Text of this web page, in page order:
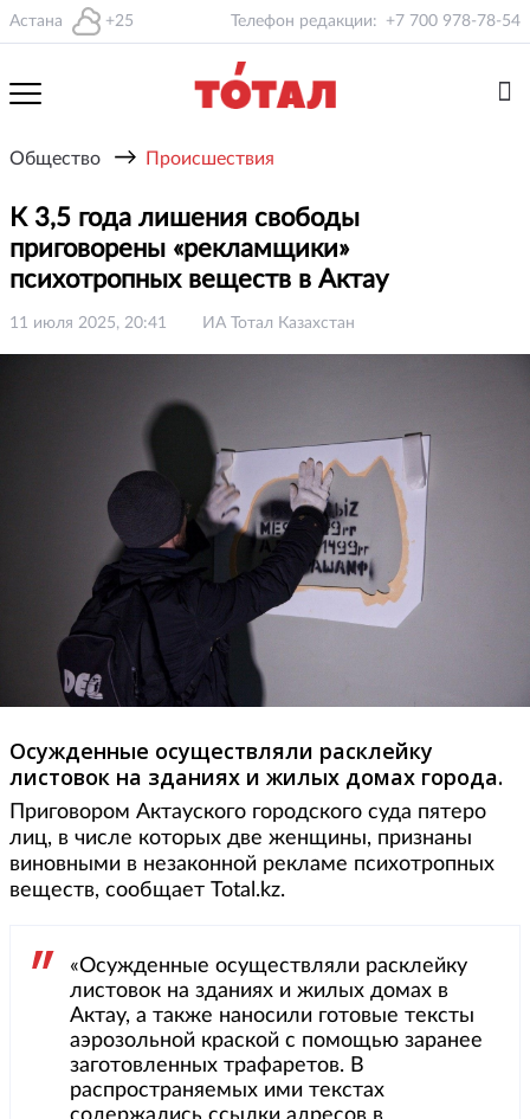
Астана +25 Телефон редакции: +7 700 978-78-54
Общество → Происшествия
К 3,5 года лишения свободы
приговорены «рекламщики»
психотропных веществ в Актау
11 июля 2025, 20:41 ИА Тотал Казахстан
Осужденные осуществляли расклейку
листовок на зданиях и жилых домах города.
Приговором Актауского городского суда пятеро
лиц, в числе которых две женщины, признаны
виновными в незаконной рекламе психотропных
веществ, сообщает Total.kz.
«Осужденные осуществляли расклейку
листовок на зданиях и жилых домах в
Актау, а также наносили готовые тексты
аэрозольной краской с помощью заранее
заготовленных трафаретов. В
распространяемых ими текстах